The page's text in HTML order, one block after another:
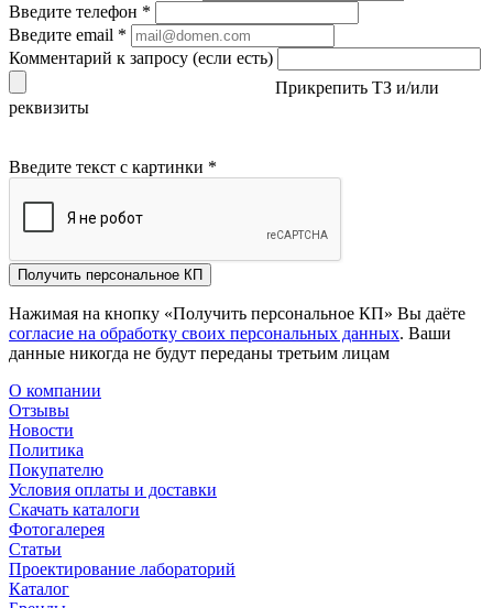
Введите телефон *
Введите email *
Комментарий к запросу (если есть)
Прикрепить ТЗ и/или
реквизиты
Введите текст с картинки *
Получить персональное КП
Нажимая на кнопку «Получить персональное КП» Вы даёте
согласие на обработку своих персональных данных. Ваши
данные никогда не будут переданы третьим лицам
О компании
Отзывы
Новости
Политика
Покупателю
Условия оплаты и доставки
Скачать каталоги
Фотогалерея
Статьи
Проектирование лабораторий
Каталог